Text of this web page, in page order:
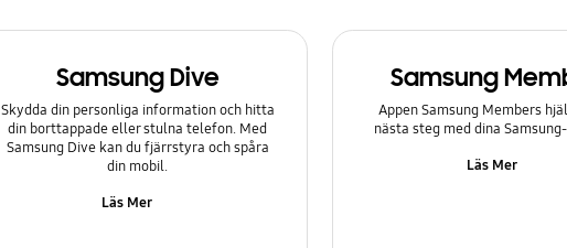
Samsung Dive
Skydda din personliga information och hitta
din borttappade eller stulna telefon. Med
Samsung Dive kan du fjärrstyra och spåra
din mobil.
Läs Mer
Samsung
Appen Samsung Members
nästa steg med dina
Läs Mer